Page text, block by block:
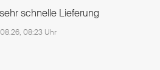
schnelle Lieferung
08:23 Uhr